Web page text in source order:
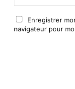
Enregistrer
navigateur pour